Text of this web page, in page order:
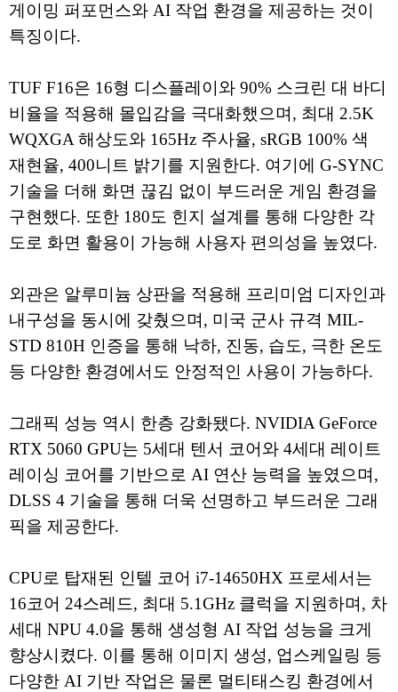
게이밍 퍼포먼스와 AI 작업 환경을 제공하는 것이
특징이다.
TUF F16은 16형 디스플레이와 90% 스크린 대 바디
비율을 적용해 몰입감을 극대화했으며, 최대 2.5K
WQXGA 해상도와 165Hz 주사율, sRGB 100% 색
재현율, 400니트 밝기를 지원한다. 여기에 G-SYNC
기술을 더해 화면 끊김 없이 부드러운 게임 환경을
구현했다. 또한 180도 힌지 설계를 통해 다양한 각
도로 화면 활용이 가능해 사용자 편의성을 높였다.
외관은 알루미늄 상판을 적용해 프리미엄 디자인과
내구성을 동시에 갖췄으며, 미국 군사 규격 MIL-
STD 810H 인증을 통해 낙하, 진동, 습도, 극한 온도
등 다양한 환경에서도 안정적인 사용이 가능하다.
그래픽 성능 역시 한층 강화됐다. NVIDIA GeForce
RTX 5060 GPU는 5세대 텐서 코어와 4세대 레이트
레이싱 코어를 기반으로 AI 연산 능력을 높였으며,
DLSS 4 기술을 통해 더욱 선명하고 부드러운 그래
픽을 제공한다.
CPU로 탑재된 인텔 코어 i7-14650HX 프로세서는
16코어 24스레드, 최대 5.1GHz 클럭을 지원하며, 차
세대 NPU 4.0을 통해 생성형 AI 작업 성능을 크게
향상시켰다. 이를 통해 이미지 생성, 업스케일링 등
다양한 AI 기반 작업은 물론 멀티태스킹 환경에서